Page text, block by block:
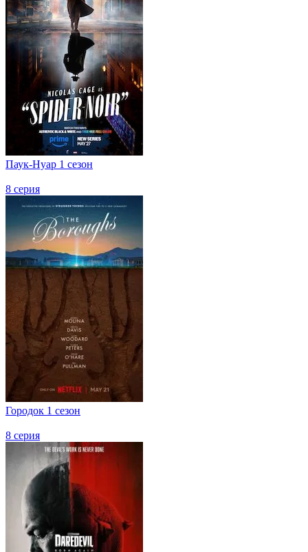
Паук-Нуар 1 сезон
8 серия
Городок 1 сезон
8 серия